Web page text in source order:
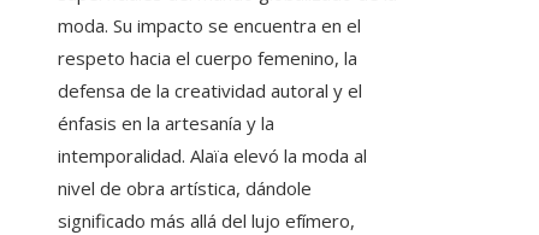
moda. Su impacto se encuentra en el
respeto hacia el cuerpo femenino, la
defensa de la creatividad autoral y el
énfasis en la artesanía y la
intemporalidad. Alaïa elevó la moda al
nivel de obra artística, dándole
significado más allá del lujo efímero,